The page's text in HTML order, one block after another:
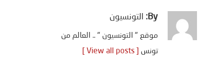
By: التونسيون
موقع " التونسيون " .. العالم من
تونس